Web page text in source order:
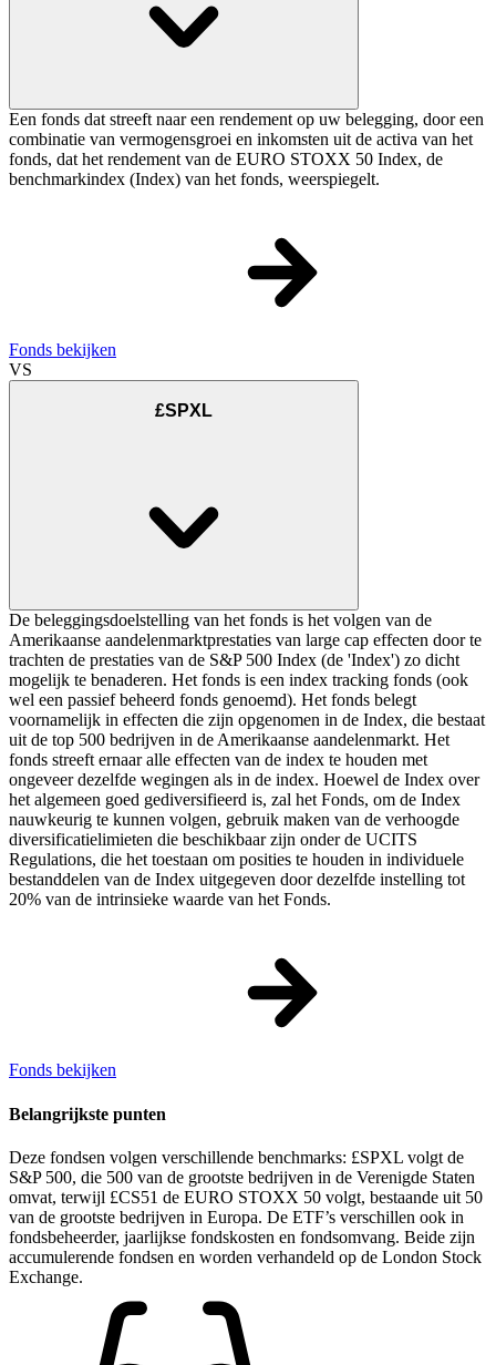
Een fonds dat streeft naar een rendement op uw belegging, door een
combinatie van vermogensgroei en inkomsten uit de activa van het
fonds, dat het rendement van de EURO STOXX 50 Index, de
benchmarkindex (Index) van het fonds, weerspiegelt.
Fonds bekijken
VS
£SPXL
De beleggingsdoelstelling van het fonds is het volgen van de
Amerikaanse aandelenmarktprestaties van large cap effecten door te
trachten de prestaties van de S&P 500 Index (de 'Index') zo dicht
mogelijk te benaderen. Het fonds is een index tracking fonds (ook
wel een passief beheerd fonds genoemd). Het fonds belegt
voornamelijk in effecten die zijn opgenomen in de Index, die bestaat
uit de top 500 bedrijven in de Amerikaanse aandelenmarkt. Het
fonds streeft ernaar alle effecten van de index te houden met
ongeveer dezelfde wegingen als in de index. Hoewel de Index over
het algemeen goed gediversifieerd is, zal het Fonds, om de Index
nauwkeurig te kunnen volgen, gebruik maken van de verhoogde
diversificatielimieten die beschikbaar zijn onder de UCITS
Regulations, die het toestaan om posities te houden in individuele
bestanddelen van de Index uitgegeven door dezelfde instelling tot
20% van de intrinsieke waarde van het Fonds.
Fonds bekijken
Belangrijkste punten
Deze fondsen volgen verschillende benchmarks: £SPXL volgt de
S&P 500, die 500 van de grootste bedrijven in de Verenigde Staten
omvat, terwijl £CS51 de EURO STOXX 50 volgt, bestaande uit 50
van de grootste bedrijven in Europa. De ETF’s verschillen ook in
fondsbeheerder, jaarlijkse fondskosten en fondsomvang. Beide zijn
accumulerende fondsen en worden verhandeld op de London Stock
Exchange.